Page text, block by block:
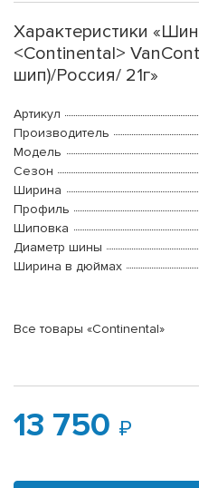
Характеристики
<Continental>
шип)/Россия/ 21г»
Артикул
Производитель
Модель
Сезон
Ширина
Профиль
Шиповка
Диаметр шины
Ширина в дюймах
Все товары «Continental»
13 750